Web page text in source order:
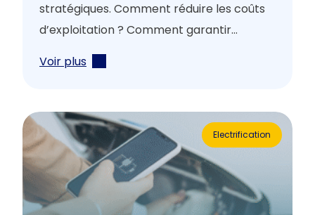
stratégiques. Comment réduire les coûts
d’exploitation ? Comment garantir...
Voir plus
Electrification